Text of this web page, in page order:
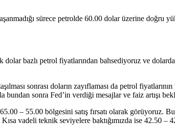
sürece petrolde 60.00 dolar üzerine doğru
bazlı petrol fiyatlarından bahsediyoruz ve
sonrası doların zayıflaması da petrol
sonra Fed’in verdiği mesajlar ve faiz artışı
– 55.00 bölgesini satış fırsatı olarak görüyoruz.
vadeli teknik seviyelere baktığımızda ise 42.50 –